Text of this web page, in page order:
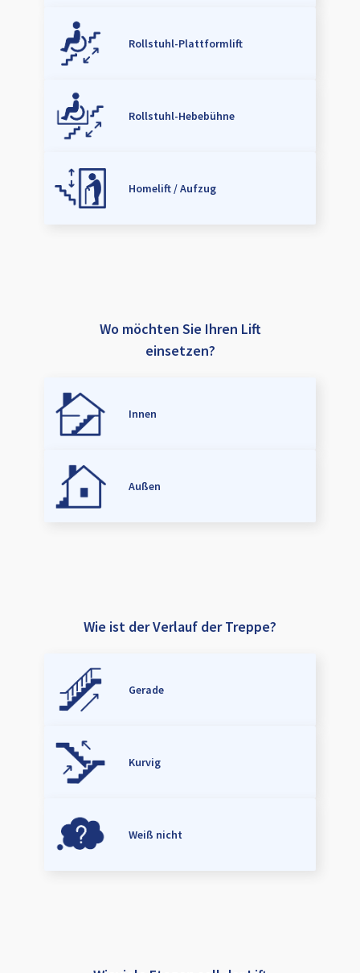
Rollstuhl-Plattformlift
Rollstuhl-Hebebühne
Homelift / Aufzug
Wo möchten Sie Ihren Lift
einsetzen?
Innen
Außen
Wie ist der Verlauf der Treppe?
Gerade
Kurvig
Weiß nicht